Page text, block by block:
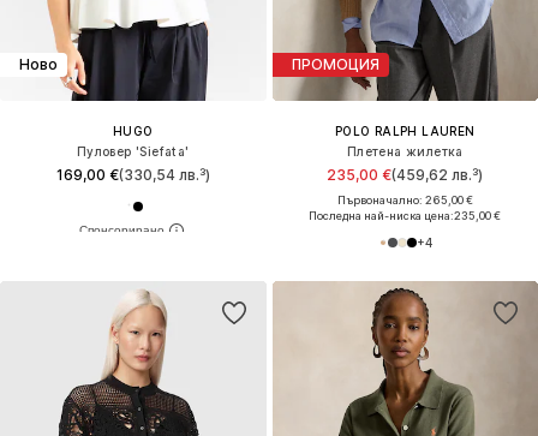
Ново
HUGO
Пуловер 'Siefata'
169,00 €(330,54 лв.³)
ПРОМОЦИЯ
POLO RALPH LAUREN
Плетена жилетка
235,00 €(459,62 лв.³)
Първоначално: 265,00 €
Последна най-ниска цена:235,00 €
+4